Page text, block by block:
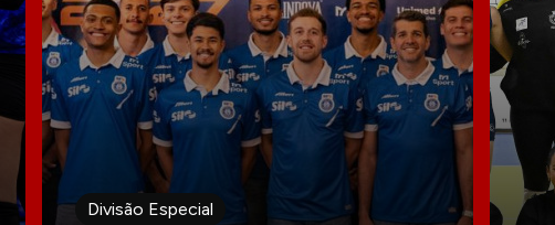
Divisão Especial